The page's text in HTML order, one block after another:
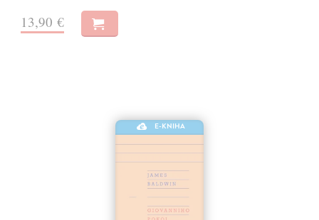
13,90 €
E-KNIHA